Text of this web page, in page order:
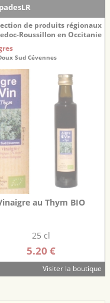
de produits régionaux
Roussillon en Occitanie
Sud Cévennes
au Thym BIO
25 cl
5.20 €
Visiter la boutique